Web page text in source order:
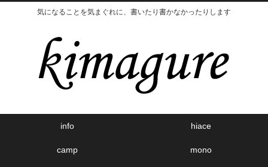
気になることを気まぐれに、書いたり書かなかったりします
info hiace
camp mono